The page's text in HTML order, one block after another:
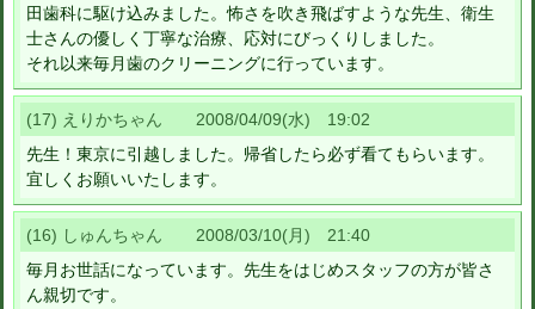
田歯科に駆け込みました。怖さを吹き飛ばすような先生、衛生
士さんの優しく丁寧な治療、応対にびっくりしました。
それ以来毎月歯のクリーニングに行っています。
(17) えりかちゃん 2008/04/09(水) 19:02
先生！東京に引越しました。帰省したら必ず看てもらいます。
宜しくお願いいたします。
(16) しゅんちゃん 2008/03/10(月) 21:40
毎月お世話になっています。先生をはじめスタッフの方が皆さ
ん親切です。